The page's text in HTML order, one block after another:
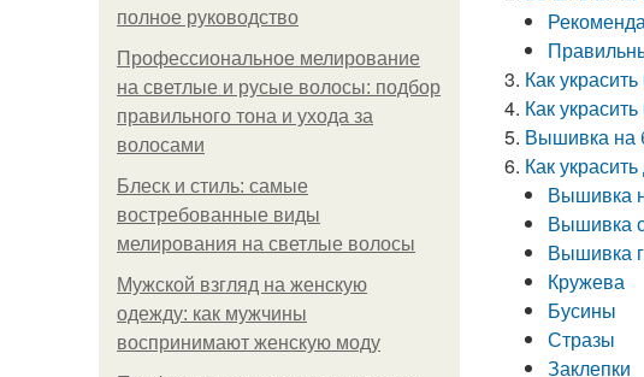
полное руководство
Профессиональное мелирование
на светлые и русые волосы: подбор
правильного тона и ухода за
волосами
Блеск и стиль: самые
востребованные виды
мелирования на светлые волосы
Мужской взгляд на женскую
одежду: как мужчины
воспринимают женскую моду
Как
Как
Вышивка на
Как
Вышивка
Вышивка
Вышивка
Кружева
Бусины
Стразы
Заклепки